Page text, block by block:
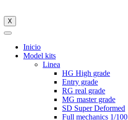
X
Inicio
Model kits
Linea
HG High grade
Entry grade
RG real grade
MG master grade
SD Super Deformed
Full mechanics 1/100